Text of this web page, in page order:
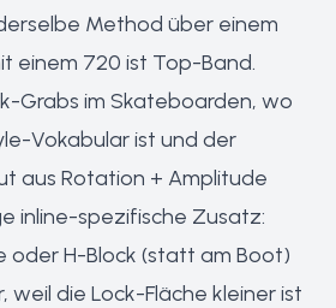
Method über einem
einem 720 ist Top-Band.
Grabs im Skateboarden, wo
Vokabular ist und der
aus Rotation + Amplitude
inline-spezifische Zusatz:
oder H-Block (statt am Boot)
weil die Lock-Fläche kleiner ist